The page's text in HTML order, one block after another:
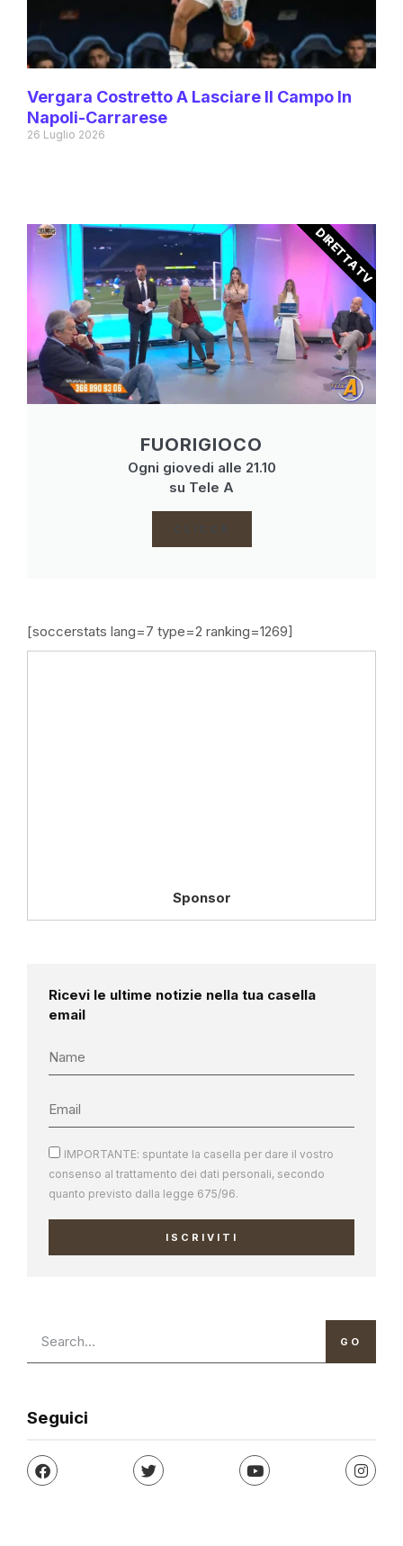
Vergara Costretto A Lasciare Il Campo In
Napoli-Carrarese
26 Luglio 2026
FUORIGIOCO
Ogni giovedi alle 21.10
su Tele A
CLICCA
DIRETTA TV
[soccerstats lang=7 type=2 ranking=1269]
Sponsor
Ricevi le ultime notizie nella tua casella
email
IMPORTANTE: spuntate la casella per dare il vostro
consenso al trattamento dei dati personali, secondo
quanto previsto dalla legge 675/96.
ISCRIVITI
GO
Seguici